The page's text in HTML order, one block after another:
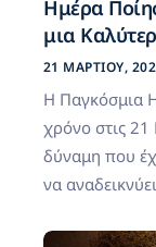
Ημέρα
μια
21 ΜΑΡΤΊΟΥ,
Η Παγκόσμια
χρόνο στις 21
δύναμη που
να